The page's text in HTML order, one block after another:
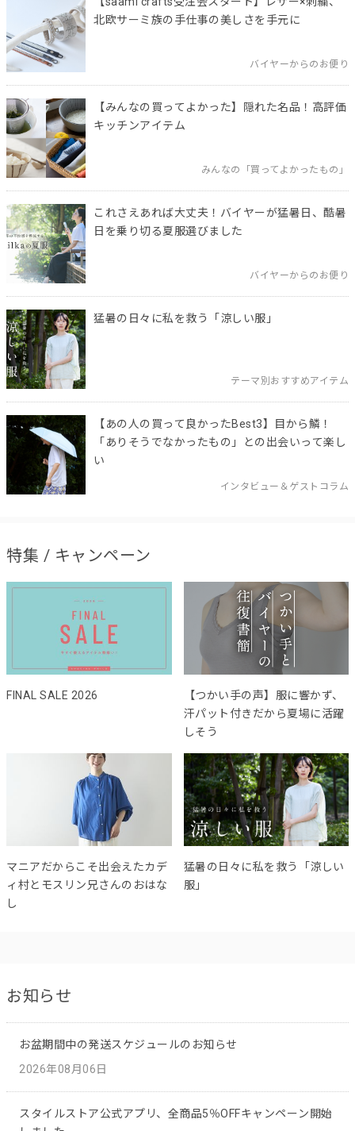
北欧サーミ族の手仕事の美しさを手元に
バイヤーからのお便り
【みんなの買ってよかった】隠れた名品！高評価
キッチンアイテム
みんなの「買ってよかったもの」
これさえあれば大丈夫！バイヤーが猛暑日、酷暑
日を乗り切る夏服選びました
バイヤーからのお便り
猛暑の日々に私を救う「涼しい服」
テーマ別おすすめアイテム
【あの人の買って良かったBest3】目から鱗！
「ありそうでなかったもの」との出会いって楽し
い
インタビュー＆ゲストコラム
特集 / キャンペーン
FINAL SALE 2026
【つかい手の声】服に響かず、
汗パット付きだから夏場に活躍
しそう
マニアだからこそ出会えたカデ
ィ村とモスリン兄さんのおはな
し
猛暑の日々に私を救う「涼しい
服」
お知らせ
お盆期間中の発送スケジュールのお知らせ
2026年08月06日
スタイルストア公式アプリ、全商品5％OFFキャンペーン開始